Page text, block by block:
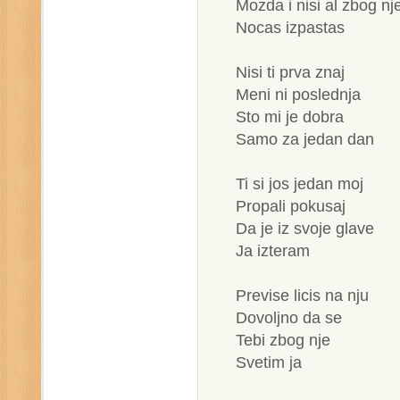
Mozda i nisi al zbog
Nocas izpastas
Nisi ti prva znaj
Meni ni poslednja
Sto mi je dobra
Samo za jedan dan
Ti si jos jedan moj
Propali pokusaj
Da je iz svoje glave
Ja izteram
Previse licis na nju
Dovoljno da se
Tebi zbog nje
Svetim ja